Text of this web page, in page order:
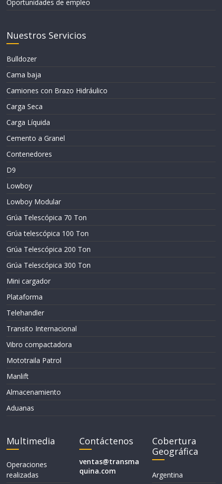
Oportunidades de empleo
Nuestros Servicios
Bulldozer
Cama baja
Camiones con Brazo Hidráulico
Carga Seca
Carga Líquida
Cemento a Granel
Contenedores
D9
Lowboy
Lowboy Modular
Grúa Telescópica 70 Ton
Grúa telescópica 100 Ton
Grúa Telescópica 200 Ton
Grúa Telescópica 300 Ton
Mini cargador
Plataforma
Telehandler
Transito Internacional
Vibro compactadora
Mototraila Patrol
Manlift
Almacenamiento
Aduanas
Multimedia
Operaciones
realizadas
Contáctenos
ventas@transma
quina.com
Cobertura
Geográfica
Argentina